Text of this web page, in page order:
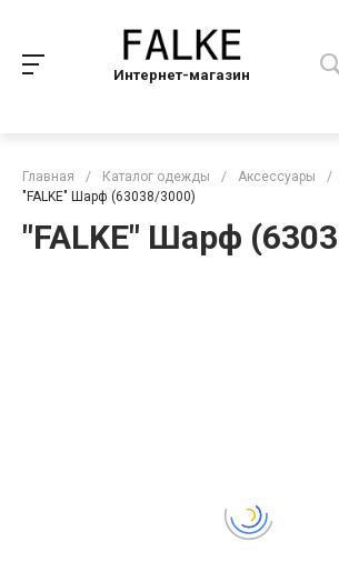
Интернет-магазин
Главная / Каталог одежды / Аксессуары /
"FALKE" Шарф (63038/3000)
"FALKE" Шарф